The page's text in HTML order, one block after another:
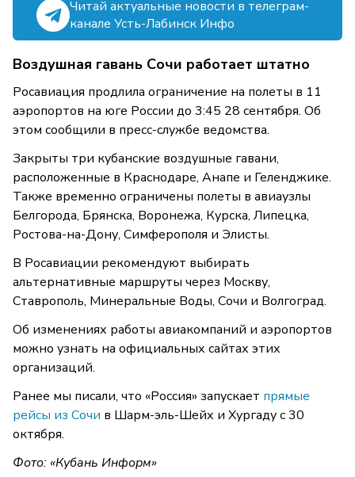
Читай актуальные новости в телеграм-
канале Усть-Лабинск Инфо
Воздушная гавань Сочи работает штатно
Росавиация продлила ограничение на полеты в 11
аэропортов на юге России до 3:45 28 сентября. Об
этом сообщили в пресс-службе ведомства.
Закрыты три кубанские воздушные гавани,
расположенные в Краснодаре, Анапе и Геленджике.
Также временно ограничены полеты в авиаузлы
Белгорода, Брянска, Воронежа, Курска, Липецка,
Ростова-на-Дону, Симферополя и Элисты.
В Росавиации рекомендуют выбирать
альтернативные маршруты через Москву,
Ставрополь, Минеральные Воды, Сочи и Волгоград.
Об изменениях работы авиакомпаний и аэропортов
можно узнать на официальных сайтах этих
организаций.
Ранее мы писали, что «Россия» запускает прямые
рейсы из Сочи в Шарм-эль-Шейх и Хургаду с 30
октября.
Фото: «Кубань Информ»